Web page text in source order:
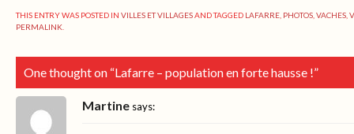
THIS ENTRY WAS POSTED IN VILLES ET VILLAGESAND TAGGED LAFARRE PHOTOS VACHES
PERMALINK
One thought on “Lafarre – population en forte hausse !”
Martine says: